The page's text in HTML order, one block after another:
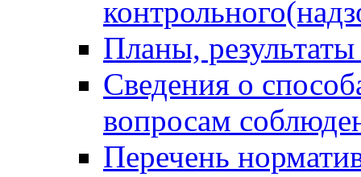
Планы,
Сведения о
вопросам
Перечень